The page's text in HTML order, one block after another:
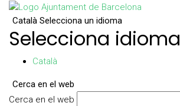
Català Selecciona un idioma
Selecciona idioma
Català
Cerca en el web
Cerca en el web